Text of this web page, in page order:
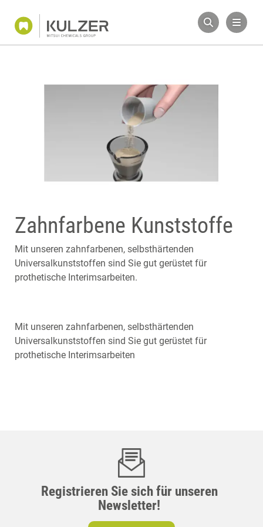
Zahnfarbene Kunststoffe
Mit unseren zahnfarbenen, selbsthärtenden
Universalkunststoffen sind Sie gut gerüstet für
prothetische Interimsarbeiten.
Mit unseren zahnfarbenen, selbsthärtenden
Universalkunststoffen sind Sie gut gerüstet für
prothetische Interimsarbeiten
Registrieren Sie sich für unseren
Newsletter!